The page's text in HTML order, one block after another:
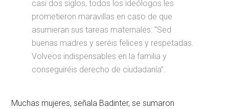
casi dos siglos, todos los ideólogos les
prometieron maravillas en caso de que
asumieran sus tareas maternales: “Sed
buenas madres y seréis felices y respetadas.
Volveos indispensables en la familia y
conseguiréis derecho de ciudadanía”.
Muchas mujeres, señala Badinter, se sumaron